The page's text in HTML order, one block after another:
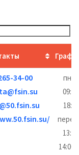
34-00
пн-
14:00,